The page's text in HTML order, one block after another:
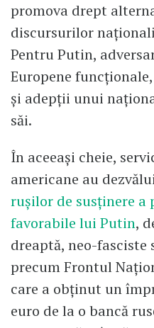
promova drept
discursurilor
Pentru Putin,
Europene
şi adepţii unui
săi.
În aceeași cheie,
americane au
ruşilor de susţinere a
favorabile lui Putin,
dreaptă, neo-
precum Frontul
care a obţinut un
euro de la o bancă